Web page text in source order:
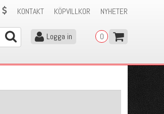
NYHETER
KÖPVILLKOR
KONTAKT
0
Logga in